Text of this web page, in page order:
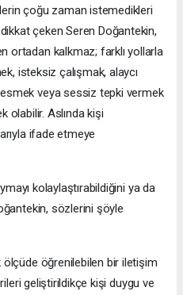
çoğu zaman istemedikleri
çeken Seren Doğantekin,
ortadan kalkmaz; farklı yollarla
isteksiz çalışmak, alaycı
veya sessiz tepki vermek
olabilir. Aslında kişi
ifade etmeye
kolaylaştırabildiğini ya da
sözlerini şöyle
ölçüde öğrenilebilen bir iletişim
geliştirildikçe kişi duygu ve